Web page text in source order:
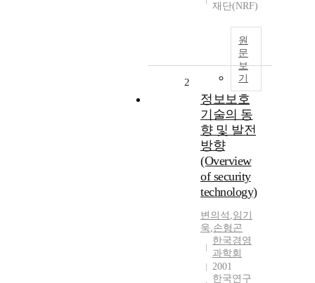
재단(NRF)
원
문
보
기
2
정보보호
기술의 동
향 및 발전
방향
(Overview
of security
technology)
변의석 ,임기
욱,손형곤
한국경영
과학회
2001
한국연구